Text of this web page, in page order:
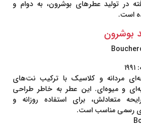
در تولید عطرهای بوشرون، به دوام و
است.
بوشرون
مردانه و کلاسیک با ترکیب نت‌های
و میوه‌ای. این عطر به خاطر طراحی
متعادلش، برای استفاده روزانه و
رسمی مناسب است.